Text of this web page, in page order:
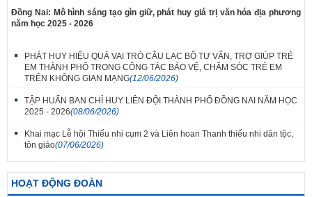
Đồng Nai: Mô hình sáng tạo gìn giữ, phát huy giá trị văn hóa địa phương
năm học 2025 - 2026
PHÁT HUY HIỆU QUẢ VAI TRÒ CÂU LẠC BỘ TƯ VẤN, TRỢ GIÚP TRẺ
EM THÀNH PHỐ TRONG CÔNG TÁC BẢO VỆ, CHĂM SÓC TRẺ EM
TRÊN KHÔNG GIAN MẠNG(12/06/2026)
TẬP HUẤN BAN CHỈ HUY LIÊN ĐỘI THÀNH PHỐ ĐỒNG NAI NĂM HỌC
2025 - 2026(08/06/2026)
Khai mạc Lễ hội Thiếu nhi cụm 2 và Liên hoan Thanh thiếu nhi dân tộc,
tôn giáo(07/06/2026)
HOẠT ĐỘNG ĐOÀN